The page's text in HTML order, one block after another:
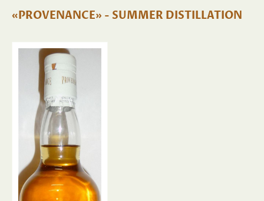
«PROVENANCE» - SUMMER DISTILLATION